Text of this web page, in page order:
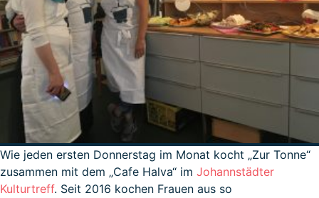
Wie jeden ersten Donnerstag im Monat kocht „Zur Tonne“
zusammen mit dem „Cafe Halva“ im Johannstädter
Kulturtreff. Seit 2016 kochen Frauen aus so